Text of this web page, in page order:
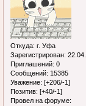
Откуда:г. Уфа
Зарегистрирован
Приглашений:0
Сообщений:15385
Уважение: [+206/-1]
Позитив: [+40/-1]